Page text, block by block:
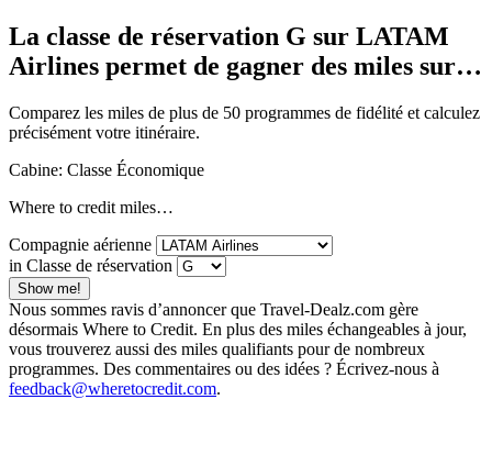
La classe de réservation G sur LATAM
Airlines permet de gagner des miles sur…
Comparez les miles de plus de 50 programmes de fidélité et calculez
précisément votre itinéraire.
Cabine: Classe Économique
Where to credit miles…
Compagnie aérienne
in Classe de réservation
Show me!
Nous sommes ravis d’annoncer que Travel-Dealz.com gère
désormais Where to Credit. En plus des miles échangeables à jour,
vous trouverez aussi des miles qualifiants pour de nombreux
programmes. Des commentaires ou des idées ? Écrivez-nous à
feedback@wheretocredit.com.